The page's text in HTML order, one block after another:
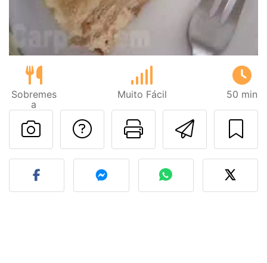
Sobremes
a
Muito Fácil 50 min
Imprima
Falar com o autor
Fez esta receita?